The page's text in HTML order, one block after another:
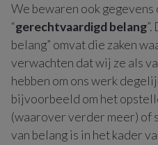
We bewaren ook gegevens
“gerechtvaardigd belang
belang” omvat die zaken
verwachten dat wij ze als
hebben om ons werk
bijvoorbeeld om het
(waarover verder meer) of
van belang is in het kader